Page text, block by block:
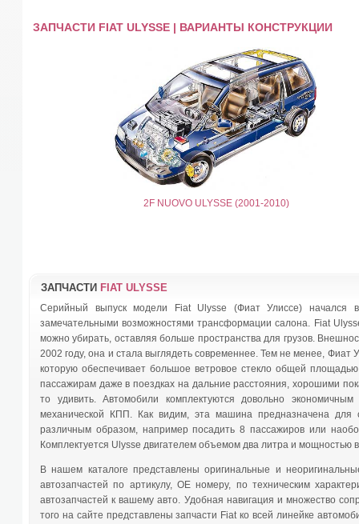
ЗАПЧАСТИ FIAT ULYSSE | ВАРИАНТЫ КОНСТРУКЦИИ
2F NUOVO ULYSSE (2001-2010)
ЗАПЧАСТИ FIAT ULYSSE
Серийный выпуск модели Fiat Ulysse (Фиат Улиссе) начался
замечательными возможностями трансформации салона. Fiat
можно убирать, оставляя больше пространства для грузов.
2002 году, она и стала выглядеть современнее. Тем не менее, Фиат
которую обеспечивает большое ветровое стекло общей
пассажирам даже в поездках на дальние расстояния, хорошими
то удивить. Автомобили комплектуются довольно
механической КПП. Как видим, эта машина предназначена
различным образом, например посадить 8 пассажиров или
Комплектуется Ulysse двигателем объемом два литра и мощностью
В нашем каталоге представлены оригинальные и
автозапчастей по артикулу, ОЕ номеру, по техническим
автозапчастей к вашему авто. Удобная навигация и множество
того на сайте представлены запчасти Fiat ко всей линейке